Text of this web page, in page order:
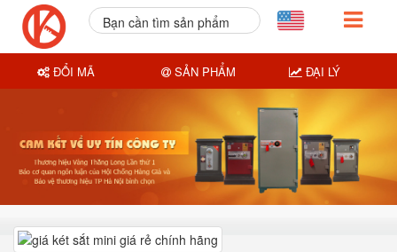
Bạn cần tìm sản phẩm
ĐỔI MÃ SẢN PHẨM ĐẠI LÝ